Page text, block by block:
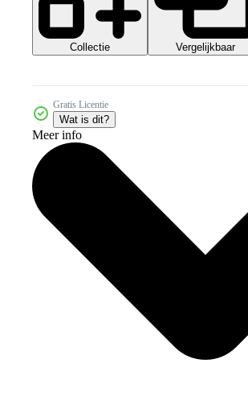
Collectie Vergelijkbaar
Gratis Licentie
Wat is dit?
Meer info